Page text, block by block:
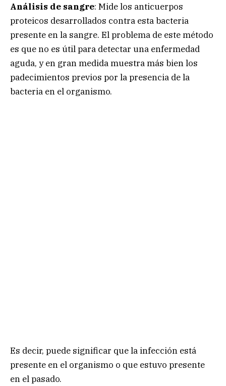
Análisis de sangre: Mide los anticuerpos
proteicos desarrollados contra esta bacteria
presente en la sangre. El problema de este método
es que no es útil para detectar una enfermedad
aguda, y en gran medida muestra más bien los
padecimientos previos por la presencia de la
bacteria en el organismo.
Es decir, puede significar que la infección está
presente en el organismo o que estuvo presente
en el pasado.